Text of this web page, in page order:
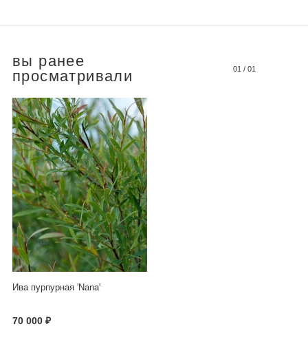
вы ранее
просматривали
01 / 01
Ива пурпурная 'Nana'
70 000 ₽